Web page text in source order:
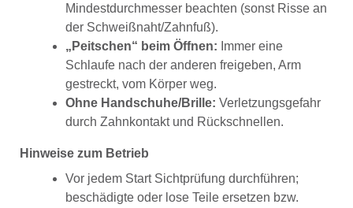
Mindestdurchmesser beachten (sonst Risse an
der Schweißnaht/Zahnfuß).
„Peitschen“ beim Öffnen: Immer eine
Schlaufe nach der anderen freigeben, Arm
gestreckt, vom Körper weg.
Ohne Handschuhe/Brille: Verletzungsgefahr
durch Zahnkontakt und Rückschnellen.
Hinweise zum Betrieb
Vor jedem Start Sichtprüfung durchführen;
beschädigte oder lose Teile ersetzen bzw.